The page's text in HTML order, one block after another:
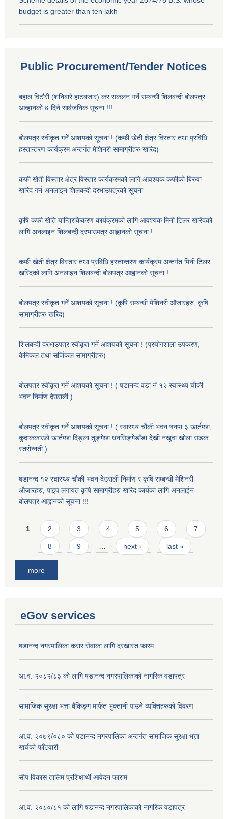
budget is greater than ten lakh
Public Procurement/Tender Notices
बहाल विटौरी (शनिबारे हाटबजार) कर संकलन गर्ने सम्बन्धी शिलबन्दी बोलपत्र
आव्हानको ७ दिने सार्वजनिक सूचना !!!
बोलपत्र स्वीकृत गर्ने आशयको सूचना ! (कफी खेती क्षेत्र विस्तार तथा प्रविधि
हस्तान्तरण कार्यक्रम अन्तर्गत मेशिनरी सामाग्रीहरु खरिद)
कफी खेती विस्तार क्षेत्र विस्तार कार्यक्रमको लागि आवश्यक कफीको बिरुवा
खरिद गर्न अनलाइन शिलबन्दी दरभाउपत्रको सूचना
कृषि कफी खेति यान्त्रिकिकरण कार्यक्रमको लागि आवश्यक मिनी टिलर खरिदको
लागि अनलाइन शिलबन्दी दरभाउपत्र आह्वानको सूचना !
कफी खेती क्षेत्र विस्तार तथा प्रविधि हस्तान्तरण कार्यक्रम अन्तर्गत मिनी टिलर
खरिदको लागि अनलाइन शिलबन्दी बोलपत्र आह्वानको सूचना !
बोलपत्र स्वीकृत गर्ने आशयको सूचना ! (कृषि सम्बन्धी मेशिनरी औजारहरु, कृषि
सामाग्रीहरु खरिद)
शिलबन्दी दरभाउपत्र स्वीकृत गर्ने आशयको सूचना ! (प्रयोगशाला उपकरण,
केमिकल तथा सर्जिकल सामाग्रीहरु)
बोलपत्र स्वीकृत गर्ने आशयको सूचना ! ( षडानन्द वडा नं १२ स्वास्थ्य चौकी
भवन निर्माण देउराली )
बोलपत्र स्वीकृत गर्ने आशयको सूचना ! ( स्वास्थ्य चौकी भवन षनपा ३ खार्तम्छा,
कुदाककाउले खार्तम्छा दिङ्ला तुङ्गेछा धनसिङ्गेडाँडा देखी नखुवा खोला सडक
स्तरोन्नती )
षडानन्द १२ स्वास्थ्य चौकी भवन देउराली निर्माण र कृषि सम्बन्धी मेशिनरी
औजारहरु, पाइप लगायत कृषि सामाग्रीहरु खरिद कार्यका लागि अनलाईन
बोलपत्र आह्वानको सूचना !!!
Pages
1 2 3 4 5 6 7
8 9 … next › last »
more
eGov services
षडानन्द नगरपालिका करार सेवाका लागि दरखास्त फारम
आ.व. २०८२/८३ को लागि षडानन्द नगरपालिकाको नागरिक वडापत्र
सामाजिक सुरक्षा भत्ता बैंकिङ्ग मार्फत भुक्तानी पाउने व्यक्तिहरुको विवरण
आ.व. २०७९/०८० को षडानन्द नगरपालिका अन्तर्गत सामाजिक सुरक्षा भत्ता
खर्चको फाँटवारी
सीप विकास तालिम प्रशिक्षार्थी आवेदन फाराम
आ.व. २०८०/८१ को लागि षडानन्द नगरपालिकाको नागरिक वडापत्र